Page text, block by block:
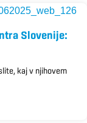
Slovenije:
kaj v njihovem